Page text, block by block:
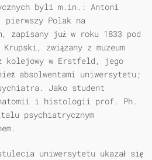
byli m.in.: Antoni
pierwszy Polak na
zapisany już w roku 1833 pod
Krupski, związany z muzeum
kolejowy w Erstfeld, jego
absolwentami uniwersytetu;
Jako student
anatomii i histologii prof. Ph.
psychiatrycznym
uniwersytetu ukazał się